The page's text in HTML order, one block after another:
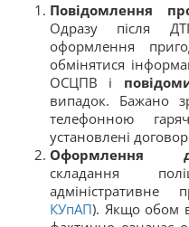
Повідомлення
Одразу після
оформлення
обмінятися
ОСЦПВ і
випадок. Бажано
телефонною
установлені
Оформлення
складання
КУпАП). Якщо обом